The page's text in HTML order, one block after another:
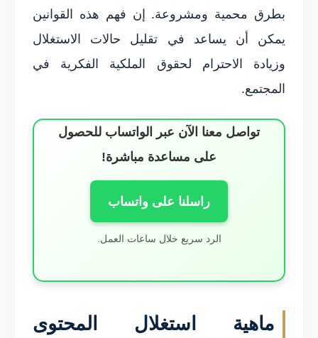
بطرق محمية ومشروعة. إن فهم هذه القوانين
يمكن أن يساعد في تقليل حالات الاستغلال
وزيادة الاحترام لحقوق الملكية الفكرية في
المجتمع.
تواصل معنا الآن عبر الواتساب للحصول
على مساعدة مباشرة!
راسلنا على واتساب
الرد سريع خلال ساعات العمل.
ماهية استغلال المحتوى